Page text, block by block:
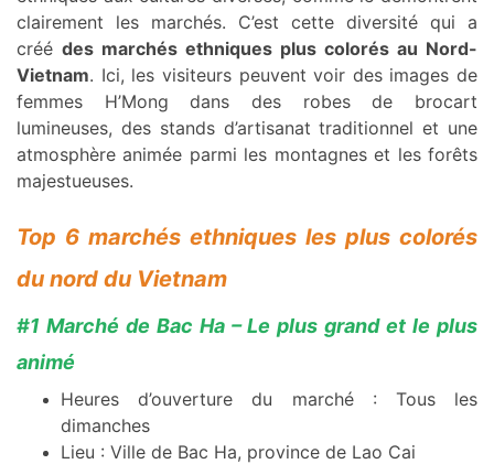
clairement les marchés. C’est cette diversité qui a
créé des marchés ethniques plus colorés au Nord-
Vietnam. Ici, les visiteurs peuvent voir des images de
femmes H’Mong dans des robes de brocart
lumineuses, des stands d’artisanat traditionnel et une
atmosphère animée parmi les montagnes et les forêts
majestueuses.
Top 6 marchés ethniques les plus colorés
du nord du Vietnam
#1 Marché de Bac Ha – Le plus grand et le plus
animé
Heures d’ouverture du marché : Tous les
dimanches
Lieu : Ville de Bac Ha, province de Lao Cai